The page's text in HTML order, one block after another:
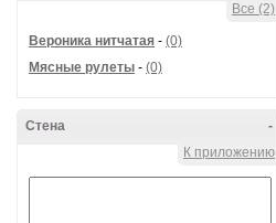
Все (2)
Вероника нитчатая - (0)
Мясные рулеты - (0)
-
Стена
К приложению